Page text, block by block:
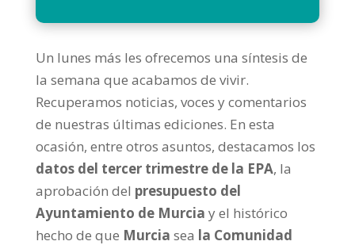
Un lunes más les ofrecemos una síntesis de
la semana que acabamos de vivir.
Recuperamos noticias, voces y comentarios
de nuestras últimas ediciones. En esta
ocasión, entre otros asuntos, destacamos los
datos del tercer trimestre de la EPA, la
aprobación del presupuesto del
Ayuntamiento de Murcia y el histórico
hecho de que Murcia sea la Comunidad